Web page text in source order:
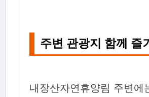
주변 관광지 함께 즐
내장산자연휴양림 주변에